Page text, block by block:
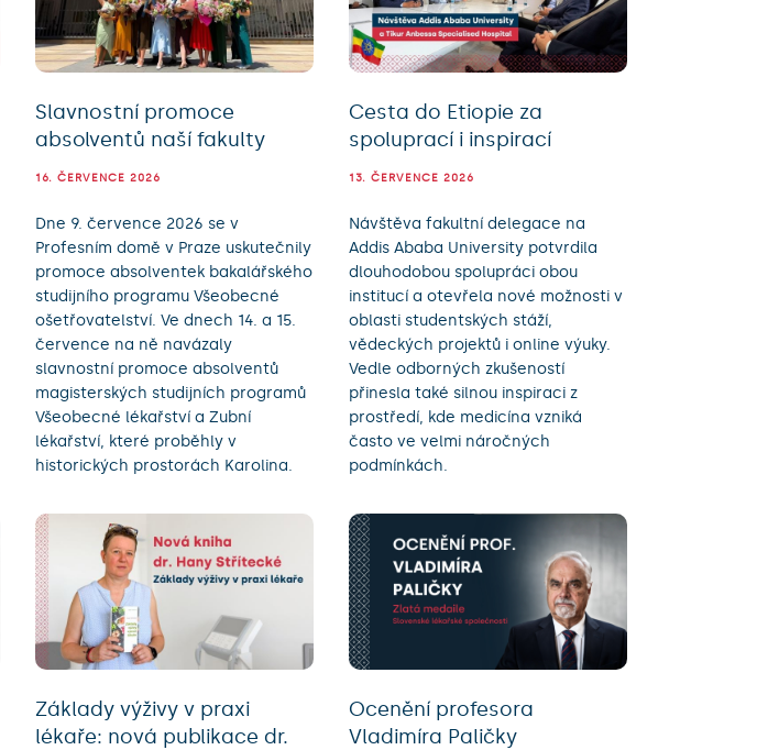
Slavnostní promoce
absolventů naší fakulty
16. ČERVENCE 2026
Dne 9. července 2026 se v
Profesním domě v Praze uskutečnily
promoce absolventek bakalářského
studijního programu Všeobecné
ošetřovatelství. Ve dnech 14. a 15.
července na ně navázaly
slavnostní promoce absolventů
magisterských studijních programů
Všeobecné lékařství a Zubní
lékařství, které proběhly v
historických prostorách Karolina.
Cesta do Etiopie za
spoluprací i inspirací
13. ČERVENCE 2026
Návštěva fakultní delegace na
Addis Ababa University potvrdila
dlouhodobou spolupráci obou
institucí a otevřela nové možnosti v
oblasti studentských stáží,
vědeckých projektů i online výuky.
Vedle odborných zkušeností
přinesla také silnou inspiraci z
prostředí, kde medicína vzniká
často ve velmi náročných
podmínkách.
Základy výživy v praxi
lékaře: nová publikace dr.
Ocenění profesora
Vladimíra Paličky